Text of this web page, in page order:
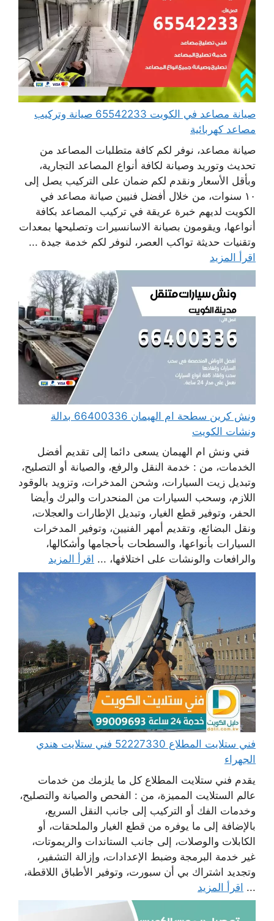
صيانة مصاعد في الكويت 65542233 صيانة وتركيب
مصاعد كهربائية
صيانة مصاعد، نوفر لكم كافة متطلبات المصاعد من
تحديث وتوريد وصيانة لكافة أنواع المصاعد التجارية،
وبأقل الأسعار ونقدم لكم ضمان على التركيب يصل إلى
١٠ سنوات، من خلال أفضل فنيين صيانة مصاعد في
الكويت لديهم خبرة عريقة في تركيب المصاعد بكافة
أنواعها، ويقومون بصيانة الاسانسيرات وتصليحها بمعدات
وتقنيات حديثة تواكب العصر، لنوفر لكم خدمة جيدة ...
اقرأ المزيد
ونش كرين سطحة ام الهيمان 66400336 بدالة
ونشات الكويت
فني ونش ام الهيمان يسعى دائما إلى تقديم أفضل
الخدمات، من : خدمة النقل والرفع، والصيانة أو التصليح،
وتبديل زيت السيارات، وشحن المدخرات، وتزويد بالوقود
اللازم، وسحب السيارات من المنحدرات والبرك وأيضا
الحفر، وتوفير قطع الغيار، وتبديل الإطارات والعجلات،
ونقل البضائع، وتقديم أمهر الفنيين، وتوفير المدخرات
السيارات بأنواعها، والسطحات بأحجامها وأشكالها،
والرافعات والونشات على اختلافها، ... اقرأ المزيد
فني ستلايت المطلاع 52227330 فني ستلايت هندي
الجهراء
يقدم فني ستلايت المطلاع كل ما يلزمك من خدمات
عالم الستلايت المميزة، من : الفحص والصيانة والتصليح،
وخدمات الفك أو التركيب إلى جانب النقل السريع،
بالإضافة إلى ما يوفره من قطع الغيار والملحقات، أو
الكابلات والوصلات، إلى جانب الستاندات والريموتات،
غير خدمة البرمجة وضبط الإعدادات، وإزالة التشفير،
وتجديد اشتراك بي أن سبورت، وتوفير الأطباق اللاقطة،
... اقرأ المزيد